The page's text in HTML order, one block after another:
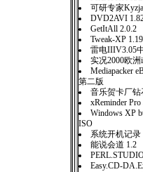
可研专家
DVD2AVI
GetItAll 2.0.2
Tweak-XP 1.19
雷电IIIV3.05
实况2000欧洲
Mediapacker
第二版
音乐贺卡厂钻
xReminder
Windows XP
ISO
系统开机记录
能说会道 1.2
Easy.CD-